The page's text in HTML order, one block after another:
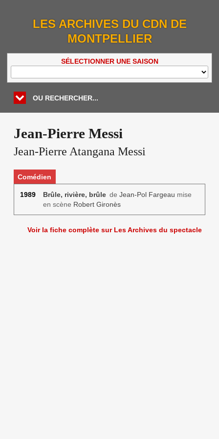
LES ARCHIVES DU CDN DE
MONTPELLIER
SÉLECTIONNER UNE SAISON
OU RECHERCHER...
Jean-Pierre Messi
Jean-Pierre Atangana Messi
Comédien
1989 Brûle, rivière, brûlede Jean-Pol Fargeau mise
en scène Robert Gironès
Voir la fiche complète sur Les Archives du spectacle